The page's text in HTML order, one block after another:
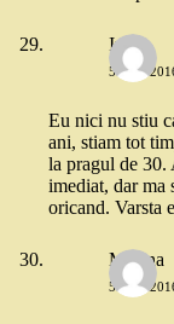
Iulia
5 MAI
Eu nici nu stiu
ani, stiam tot
la pragul de 30.
imediat, dar ma
oricand. Varsta
Miruna
5 MAI